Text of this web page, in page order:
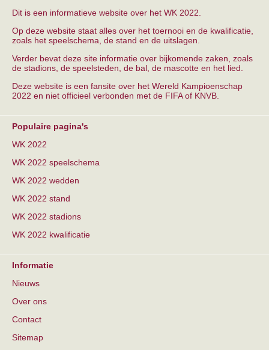
Dit is een informatieve website over het WK 2022.
Op deze website staat alles over het toernooi en de kwalificatie,
zoals het speelschema, de stand en de uitslagen.
Verder bevat deze site informatie over bijkomende zaken, zoals
de stadions, de speelsteden, de bal, de mascotte en het lied.
Deze website is een fansite over het Wereld Kampioenschap
2022 en niet officieel verbonden met de FIFA of KNVB.
Populaire pagina's
WK 2022
WK 2022 speelschema
WK 2022 wedden
WK 2022 stand
WK 2022 stadions
WK 2022 kwalificatie
Informatie
Nieuws
Over ons
Contact
Sitemap